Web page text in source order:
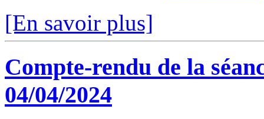
[En savoir plus]
Compte-rendu de la
04/04/2024